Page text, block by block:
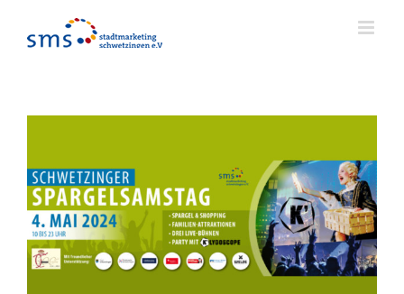
springen